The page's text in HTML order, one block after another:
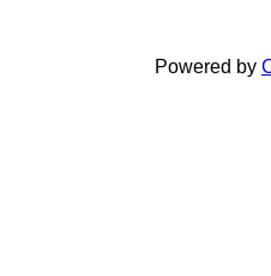
Powered by